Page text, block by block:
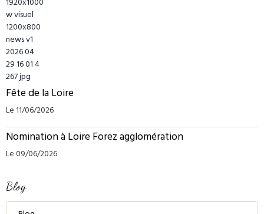
Fête de la Loire
Le 11/06/2026
Nomination à Loire Forez agglomération
Le 09/06/2026
Blog